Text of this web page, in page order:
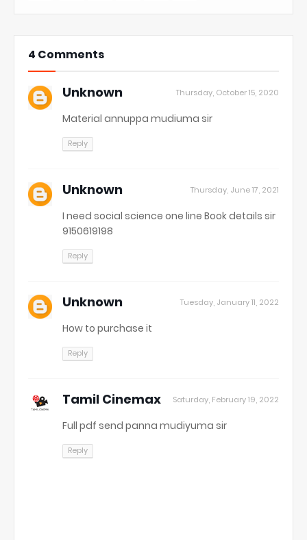
4 Comments
Unknown Thursday, October 15, 2020
Material annuppa mudiuma sir
Reply
Unknown Thursday, June 17, 2021
I need social science one line Book details sir
9150619198
Reply
Unknown Tuesday, January 11, 2022
How to purchase it
Reply
Tamil Cinemax Saturday, February 19, 2022
Full pdf send panna mudiyuma sir
Reply